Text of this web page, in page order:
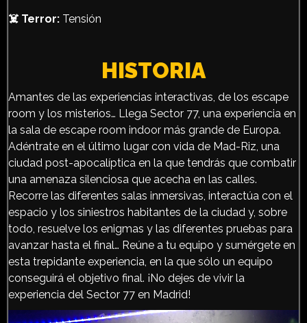
☠️ Terror: Tensión
HISTORIA
Amantes de las experiencias interactivas, de los escape
room y los misterios… Llega Sector 77, una experiencia en
la sala de escape room indoor más grande de Europa.
Adéntrate en el último lugar con vida de Mad-Riz, una
ciudad post-apocalíptica en la que tendrás que combatir
una amenaza silenciosa que acecha en las calles.
Recorre las diferentes salas inmersivas, interactúa con el
espacio y los siniestros habitantes de la ciudad y, sobre
todo, resuelve los enigmas y las diferentes pruebas para
avanzar hasta el final… Reúne a tu equipo y sumérgete en
esta trepidante experiencia, en la que sólo un equipo
conseguirá el objetivo final. ¡No dejes de vivir la
experiencia del Sector 77 en Madrid!